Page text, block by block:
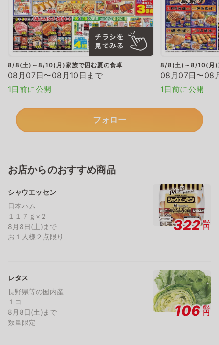
8/8(土)～8/10(月)家族で囲む夏の食卓
08月07日〜08月10日まで
1日前に公開
8/8(土)～8/10(月)
08月07日〜08
1日前に公開
フォロー
お店からのおすすめ商品
シャウエッセン
日本ハム
１１７ｇ×２
8月8日(土)まで
お１人様２点限り
322 税込
円
レタス
長野県等の国内産
１コ
8月8日(土)まで
数量限定
106 税込
円